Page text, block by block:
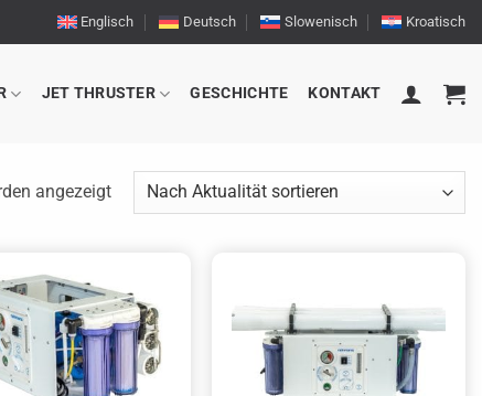
Englisch Deutsch Slowenisch Kroatisch
JET THRUSTER GESCHICHTE KONTAKT
angezeigtNach
Aktualität